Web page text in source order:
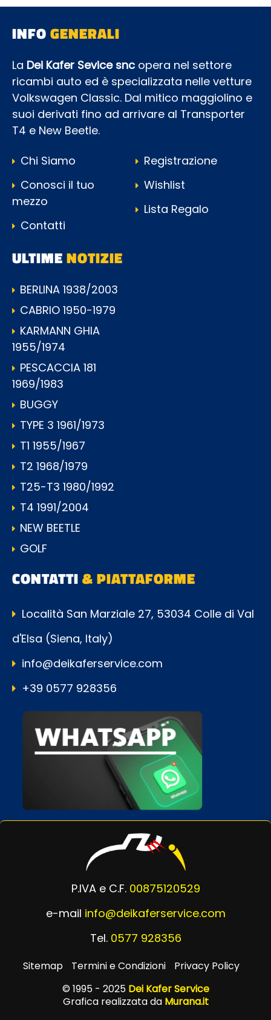
INFOGENERALI
La Dei Kafer Sevice snc opera nel settore
ricambi auto ed è specializzata nelle vetture
Volkswagen Classic. Dal mitico maggiolino e
suoi derivati fino ad arrivare al Transporter
T4 e New Beetle.
Chi Siamo
Conosci il tuo
mezzo
Contatti
Registrazione
Wishlist
Lista Regalo
ULTIMENOTIZIE
BERLINA 1938/2003
CABRIO 1950-1979
KARMANN GHIA
1955/1974
PESCACCIA 181
1969/1983
BUGGY
TYPE 3 1961/1973
T1 1955/1967
T2 1968/1979
T25-T3 1980/1992
T4 1991/2004
NEW BEETLE
GOLF
CONTATTI& PIATTAFORME
Località San Marziale 27, 53034 Colle di Val
d'Elsa (Siena, Italy)
info@deikaferservice.com
+39 0577 928356
P.IVA e C.F. 00875120529
e-mail info@deikaferservice.com
Tel. 0577 928356
Sitemap Termini e Condizioni
Privacy Policy
© 1995 - 2025 Dei Kafer Service
Grafica realizzata da Murana.it